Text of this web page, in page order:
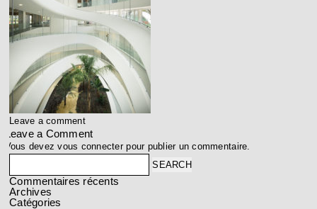
Leave a comment
Leave a Comment
Vous devezvous connecterpour publier un commentaire.
Commentaires récents
Archives
Catégories